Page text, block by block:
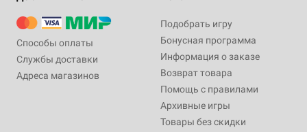
Способы оплаты
Службы доставки
Адреса магазинов
Подобрать игру
Бонусная программа
Информация о заказе
Возврат товара
Помощь с правилами
Архивные игры
Товары без скидки